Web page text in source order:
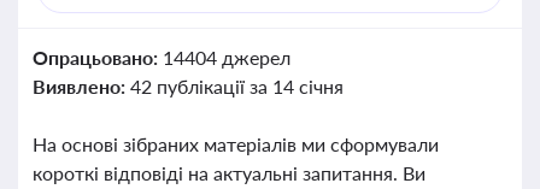
Опрацьовано: 14404 джерел
Виявлено: 42 публікації за 14 січня
На основі зібраних матеріалів ми сформували
короткі відповіді на актуальні запитання. Ви